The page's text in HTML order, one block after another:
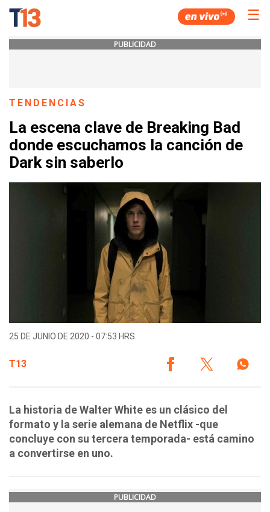
☰
PUBLICIDAD
TENDENCIAS
La escena clave de Breaking Bad
donde escuchamos la canción de
Dark sin saberlo
25 DE JUNIO DE 2020 - 07:53 HRS.
T13
La historia de Walter White es un clásico del
formato y la serie alemana de Netflix -que
concluye con su tercera temporada- está camino
a convertirse en uno.
PUBLICIDAD